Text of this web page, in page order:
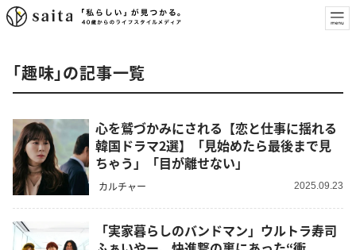
「趣味」の記事一覧
心を鷲づかみにされる【恋と仕事に揺れる
韓国ドラマ2選】「見始めたら最後まで見
ちゃう」「目が離せない」
カルチャー 2025.09.23
「実家暮らしのバンドマン」ウルトラ寿司